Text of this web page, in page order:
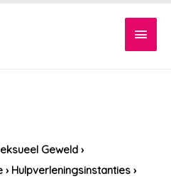
Geweld ›
› Hulpverleningsinstanties ›